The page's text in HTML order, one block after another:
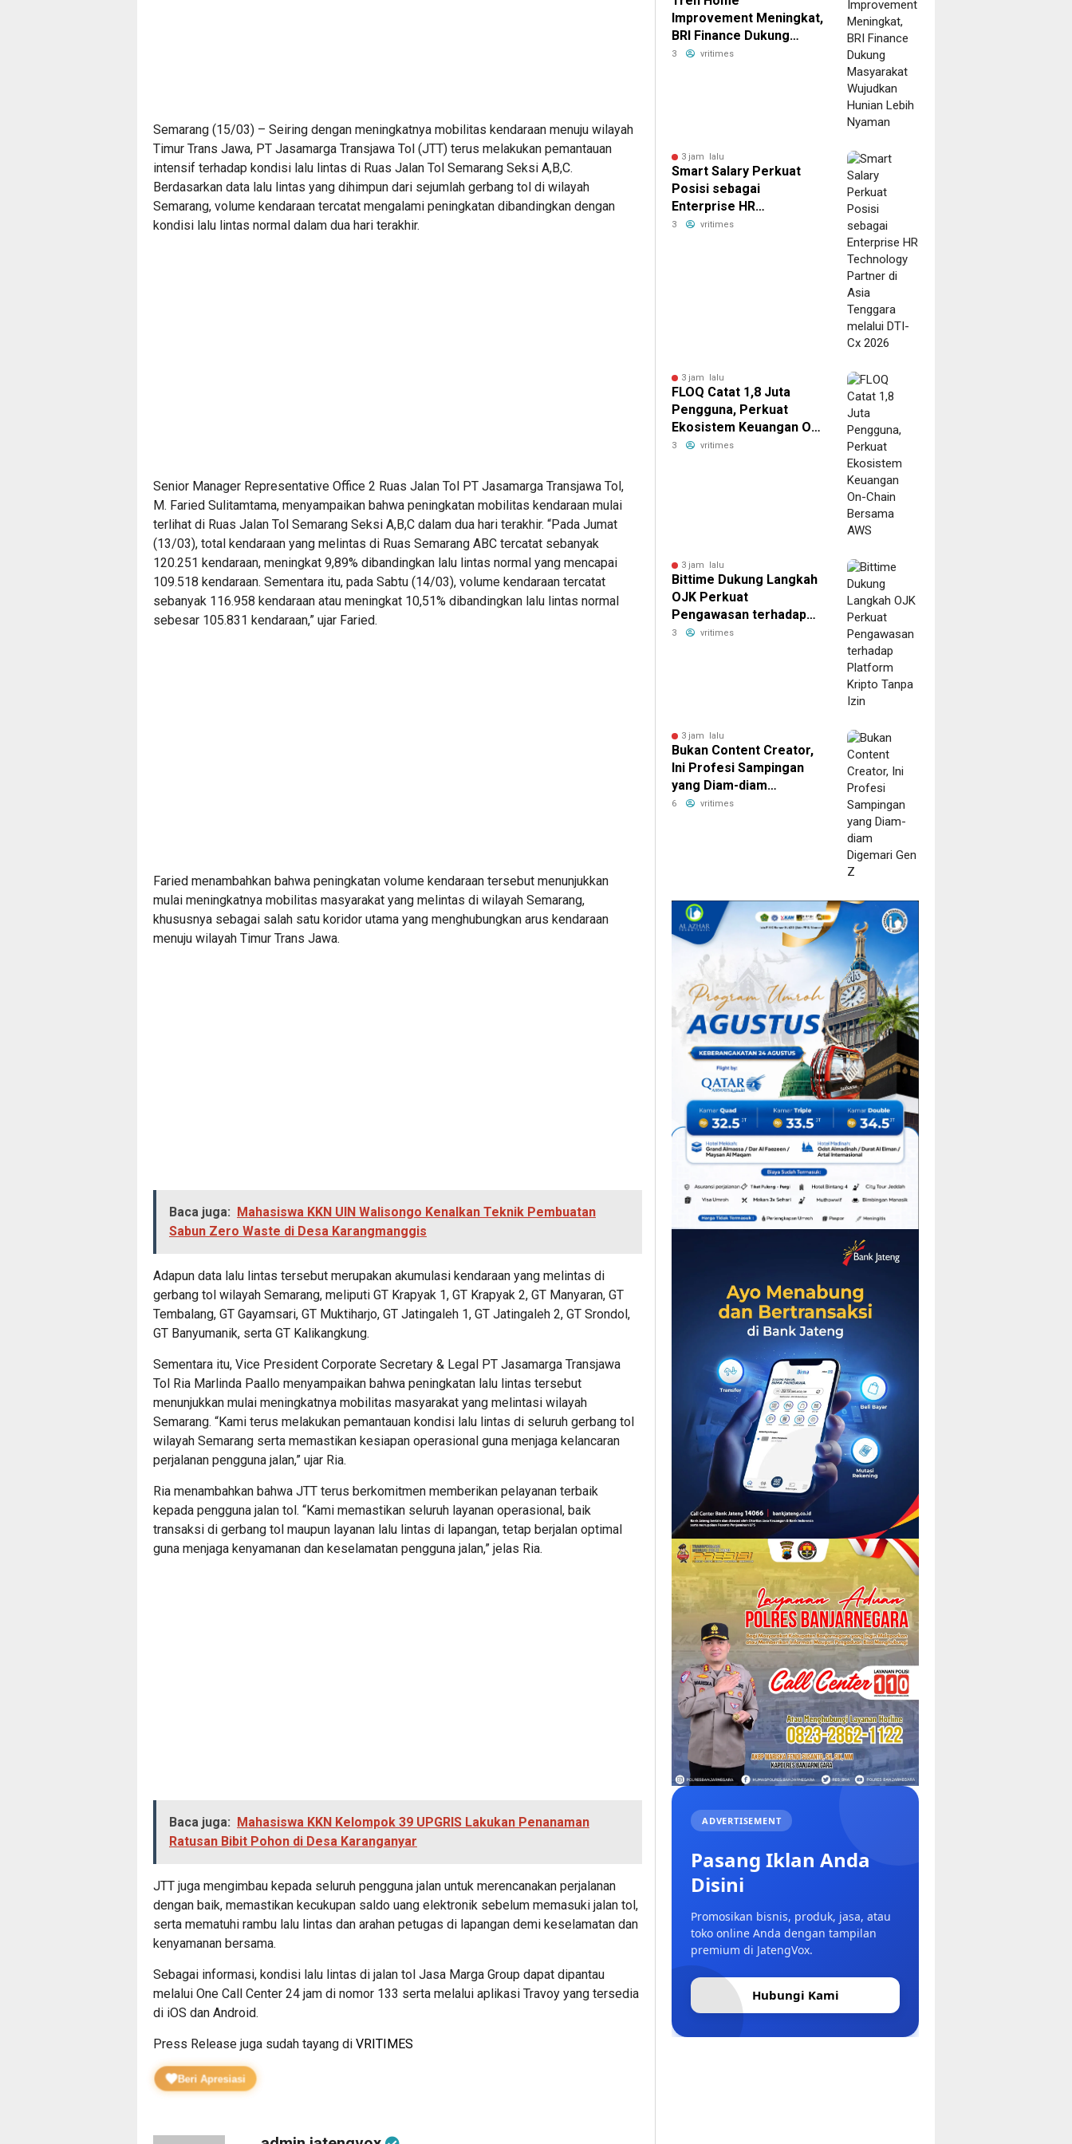
Semarang (15/03) – Seiring dengan meningkatnya mobilitas kendaraan menuju wilayah
Timur Trans Jawa, PT Jasamarga Transjawa Tol (JTT) terus melakukan pemantauan
intensif terhadap kondisi lalu lintas di Ruas Jalan Tol Semarang Seksi A,B,C.
Berdasarkan data lalu lintas yang dihimpun dari sejumlah gerbang tol di wilayah
Semarang, volume kendaraan tercatat mengalami peningkatan dibandingkan dengan
kondisi lalu lintas normal dalam dua hari terakhir.
Senior Manager Representative Office 2 Ruas Jalan Tol PT Jasamarga Transjawa Tol,
M. Faried Sulitamtama, menyampaikan bahwa peningkatan mobilitas kendaraan mulai
terlihat di Ruas Jalan Tol Semarang Seksi A,B,C dalam dua hari terakhir. “Pada Jumat
(13/03), total kendaraan yang melintas di Ruas Semarang ABC tercatat sebanyak
120.251 kendaraan, meningkat 9,89% dibandingkan lalu lintas normal yang mencapai
109.518 kendaraan. Sementara itu, pada Sabtu (14/03), volume kendaraan tercatat
sebanyak 116.958 kendaraan atau meningkat 10,51% dibandingkan lalu lintas normal
sebesar 105.831 kendaraan,” ujar Faried.
Faried menambahkan bahwa peningkatan volume kendaraan tersebut menunjukkan
mulai meningkatnya mobilitas masyarakat yang melintas di wilayah Semarang,
khususnya sebagai salah satu koridor utama yang menghubungkan arus kendaraan
menuju wilayah Timur Trans Jawa.
Baca juga:
Mahasiswa KKN UIN Walisongo Kenalkan Teknik Pembuatan
Sabun Zero Waste di Desa Karangmanggis
Adapun data lalu lintas tersebut merupakan akumulasi kendaraan yang melintas di
gerbang tol wilayah Semarang, meliputi GT Krapyak 1, GT Krapyak 2, GT Manyaran, GT
Tembalang, GT Gayamsari, GT Muktiharjo, GT Jatingaleh 1, GT Jatingaleh 2, GT Srondol,
GT Banyumanik, serta GT Kalikangkung.
Sementara itu, Vice President Corporate Secretary & Legal PT Jasamarga Transjawa
Tol Ria Marlinda Paallo menyampaikan bahwa peningkatan lalu lintas tersebut
menunjukkan mulai meningkatnya mobilitas masyarakat yang melintasi wilayah
Semarang. “Kami terus melakukan pemantauan kondisi lalu lintas di seluruh gerbang tol
wilayah Semarang serta memastikan kesiapan operasional guna menjaga kelancaran
perjalanan pengguna jalan,” ujar Ria.
Ria menambahkan bahwa JTT terus berkomitmen memberikan pelayanan terbaik
kepada pengguna jalan tol. “Kami memastikan seluruh layanan operasional, baik
transaksi di gerbang tol maupun layanan lalu lintas di lapangan, tetap berjalan optimal
guna menjaga kenyamanan dan keselamatan pengguna jalan,” jelas Ria.
Baca juga:
Mahasiswa KKN Kelompok 39 UPGRIS Lakukan Penanaman
Ratusan Bibit Pohon di Desa Karanganyar
JTT juga mengimbau kepada seluruh pengguna jalan untuk merencanakan perjalanan
dengan baik, memastikan kecukupan saldo uang elektronik sebelum memasuki jalan tol,
serta mematuhi rambu lalu lintas dan arahan petugas di lapangan demi keselamatan dan
kenyamanan bersama.
Sebagai informasi, kondisi lalu lintas di jalan tol Jasa Marga Group dapat dipantau
melalui One Call Center 24 jam di nomor 133 serta melalui aplikasi Travoy yang tersedia
di iOS dan Android.
Press Release juga sudah tayang di VRITIMES
Beri Apresiasi
Improvement Meningkat,
BRI Finance Dukung
Masyarakat Wujudkan
3 vritimes
3 jam lalu
Smart Salary Perkuat
Posisi sebagai
Enterprise HR
Technology Partner di
3 vritimes
3 jam lalu
FLOQ Catat 1,8 Juta
Pengguna, Perkuat
Ekosistem Keuangan On-
Chain Bersama AWS
3 vritimes
3 jam lalu
Bittime Dukung Langkah
OJK Perkuat
Pengawasan terhadap
Platform Kripto Tanpa
3 vritimes
3 jam lalu
Bukan Content Creator,
Ini Profesi Sampingan
yang Diam-diam
Digemari Gen Z
6 vritimes
ADVERTISEMENT
Pasang Iklan Anda
Disini
Promosikan bisnis, produk, jasa, atau
toko online Anda dengan tampilan
premium di JatengVox.
Hubungi Kami